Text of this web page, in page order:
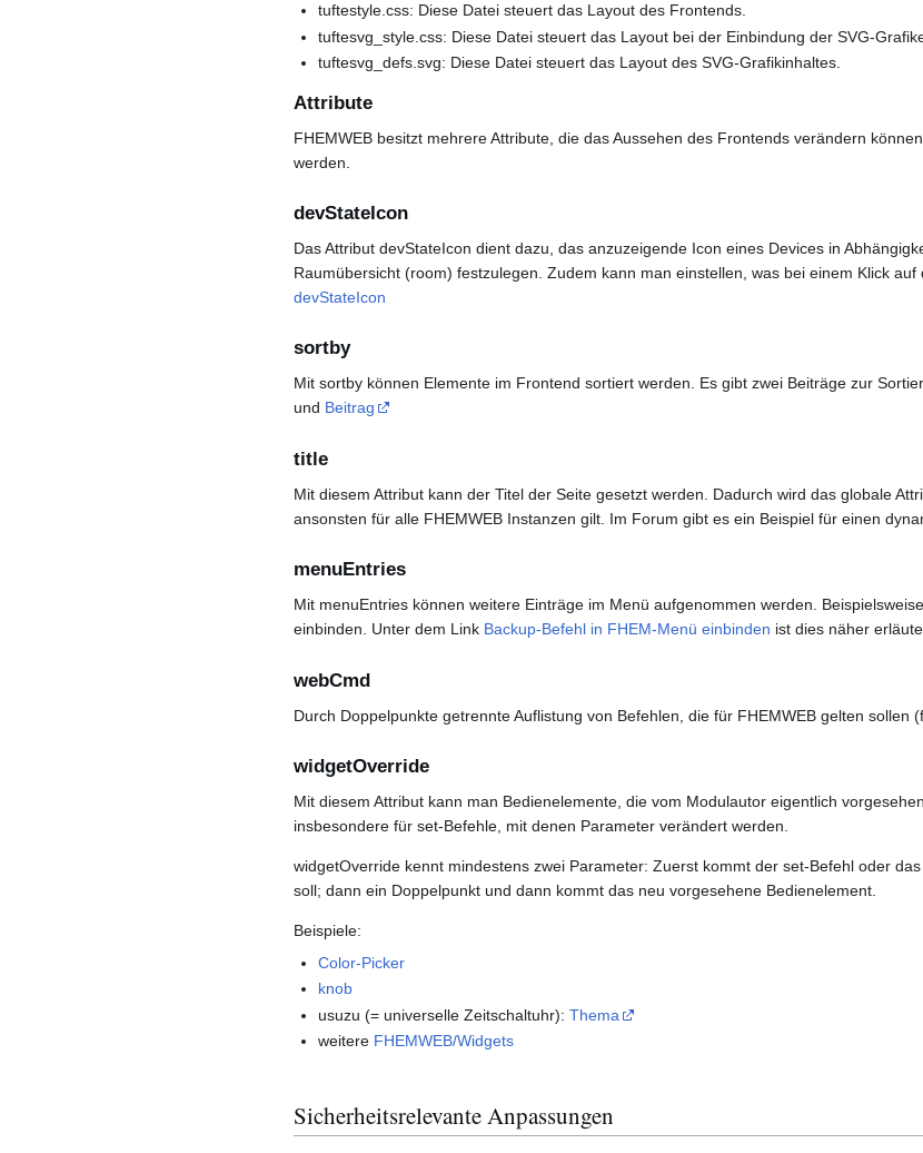
tuftestyle.css: Diese Datei steuert das Layout des Frontends.
tuftesvg_style.css: Diese Datei steuert das Layout bei der Einbindung der SVG-
tuftesvg_defs.svg: Diese Datei steuert das Layout des SVG-Grafikinhaltes.
Attribute
FHEMWEB besitzt mehrere Attribute, die das Aussehen des Frontends verändern
werden.
devStateIcon
Das Attribut devStateIcon dient dazu, das anzuzeigende Icon eines Devices in
Raumübersicht (room) festzulegen. Zudem kann man einstellen, was bei einem Klick
devStateIcon
sortby
Mit sortby können Elemente im Frontend sortiert werden. Es gibt zwei Beiträge zur
und Beitrag
title
Mit diesem Attribut kann der Titel der Seite gesetzt werden. Dadurch wird das globale
ansonsten für alle FHEMWEB Instanzen gilt. Im Forum gibt es ein Beispiel für einen
menuEntries
Mit menuEntries können weitere Einträge im Menü aufgenommen werden.
einbinden. Unter dem Link Backup-Befehl in FHEM-Menü einbinden ist dies näher
webCmd
Durch Doppelpunkte getrennte Auflistung von Befehlen, die für FHEMWEB gelten sollen
widgetOverride
Mit diesem Attribut kann man Bedienelemente, die vom Modulautor eigentlich
insbesondere für set-Befehle, mit denen Parameter verändert werden.
widgetOverride kennt mindestens zwei Parameter: Zuerst kommt der set-Befehl oder
soll; dann ein Doppelpunkt und dann kommt das neu vorgesehene Bedienelement.
Beispiele:
Color-Picker
knob
usuzu (= universelle Zeitschaltuhr):Thema
weitere FHEMWEB/Widgets
Sicherheitsrelevante Anpassungen